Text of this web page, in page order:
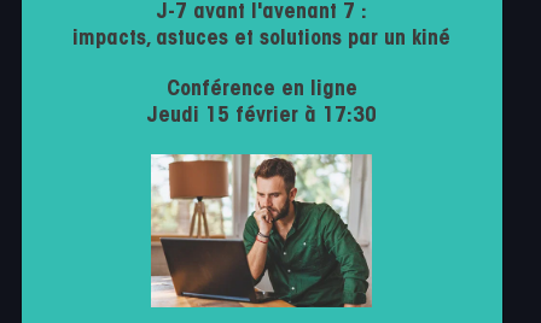
Mentions légales
Conditions générales d’utilisation
Milo
Facturation
Agenda en ligne
J-7 avant l'avenant 7 :
impacts, astuces et solutions par un kiné
Conférence en ligne
Jeudi 15 février à 17:30